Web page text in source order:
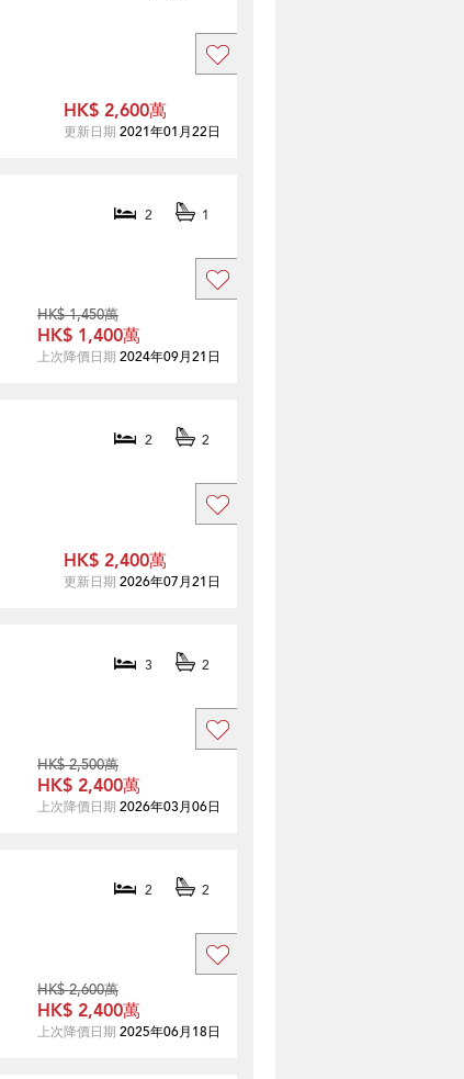
HK$ 2,600萬
更新日期 2021年01月22日
2 1
HK$ 1,450萬
HK$ 1,400萬
上次降價日期 2024年09月21日
2 2
HK$ 2,400萬
更新日期 2026年07月21日
3 2
HK$ 2,500萬
HK$ 2,400萬
上次降價日期 2026年03月06日
2 2
HK$ 2,600萬
HK$ 2,400萬
上次降價日期 2025年06月18日